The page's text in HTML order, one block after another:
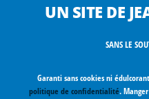
UN SITE DE
SANS LE
Garanti sans cookies ni
politique de confidentialité.